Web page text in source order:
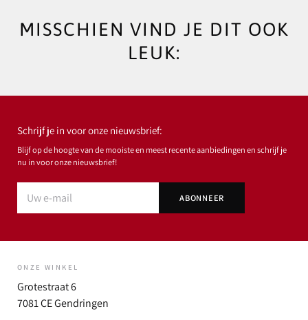
MISSCHIEN VIND JE DIT OOK
LEUK:
Schrijf je in voor onze nieuwsbrief:
Blijf op de hoogte van de mooiste en meest recente aanbiedingen en schrijf je
nu in voor onze nieuwsbrief!
ONZE WINKEL
Grotestraat 6
7081 CE Gendringen